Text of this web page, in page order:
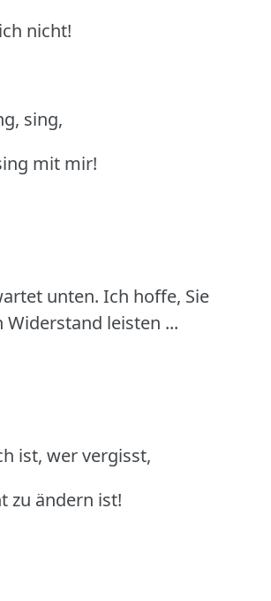
nicht!
sing,
mit mir!
unten. Ich hoffe, Sie
leisten ...
ist, wer vergisst,
zu ändern ist!